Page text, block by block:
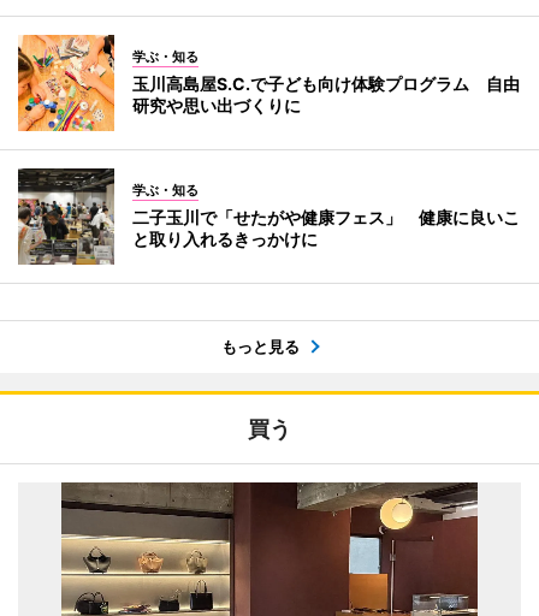
学ぶ・知る
玉川高島屋S.C.で子ども向け体験プログラム 自由
研究や思い出づくりに
学ぶ・知る
二子玉川で「せたがや健康フェス」 健康に良いこ
と取り入れるきっかけに
もっと見る
買う